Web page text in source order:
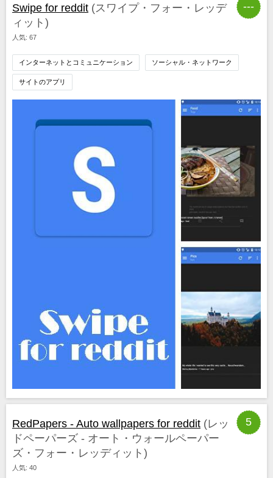
---
Swipe for reddit (スワイプ・フォー・レッデ
ィット)
人気: 67
インターネットとコミュニケーション ソーシャル・ネットワーク
サイトのアプリ
5
RedPapers - Auto wallpapers for reddit (レッ
ドペーパーズ - オート・ウォールペーパー
ズ・フォー・レッディット)
人気: 40